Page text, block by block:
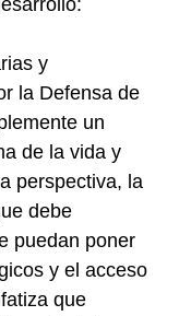
y
la Defensa de
un
de la vida y
perspectiva, la
debe
puedan poner
y el acceso
que